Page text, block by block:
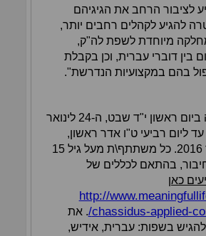
לציבור הרחב את הגיגיהם
להגיע לקהלים רחבים יותר,
מיוחדת לשפת לה"ק,
דוברי עברית, וכן בקבלת
בהם במקצועיות הנדרשת".
התחרות החלה ביום ראשון י"ד שבט, ה-24 לינואר
עד ליום רביעי ט"ו אדר ראשון,
ה-24 לפברואר 2016. כל משתתף\ת מעל גיל 15
בהתאם לכללים של
כאן
http://
chassidus-applied- . את
להגיש בשפות: עברית, אידיש,